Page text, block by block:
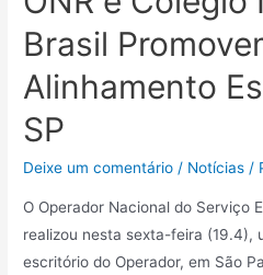
Brasil
Alinhamento
SP
Deixe um comentário / Notícias /
O Operador Nacional do Serviço
realizou nesta sexta-feira (19.4),
escritório do Operador, em São